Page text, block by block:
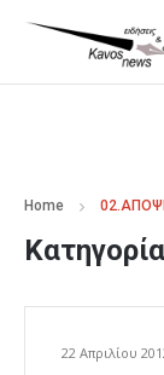
Home
22 Απριλίου